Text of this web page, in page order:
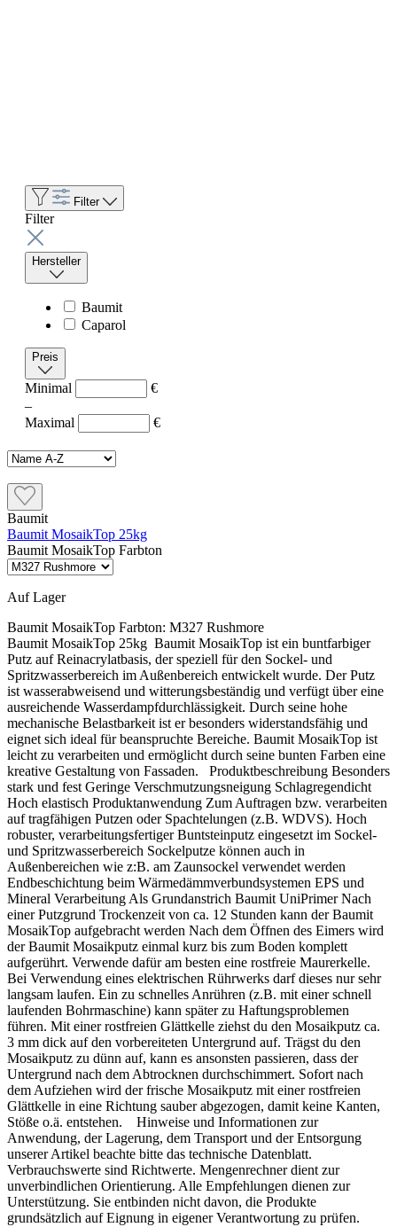
Filter
Filter
Hersteller
Baumit
Caparol
Preis
Minimal
€
–
Maximal
€
Baumit
Baumit MosaikTop 25kg
Baumit MosaikTop Farbton
Auf Lager
Baumit MosaikTop Farbton: M327 Rushmore
Baumit MosaikTop 25kg Baumit MosaikTop ist ein buntfarbiger
Putz auf Reinacrylatbasis, der speziell für den Sockel- und
Spritzwasserbereich im Außenbereich entwickelt wurde. Der Putz
ist wasserabweisend und witterungsbeständig und verfügt über eine
ausreichende Wasserdampfdurchlässigkeit. Durch seine hohe
mechanische Belastbarkeit ist er besonders widerstandsfähig und
eignet sich ideal für beanspruchte Bereiche. Baumit MosaikTop ist
leicht zu verarbeiten und ermöglicht durch seine bunten Farben eine
kreative Gestaltung von Fassaden. Produktbeschreibung Besonders
stark und fest Geringe Verschmutzungsneigung Schlagregendicht
Hoch elastisch Produktanwendung Zum Auftragen bzw. verarbeiten
auf tragfähigen Putzen oder Spachtelungen (z.B. WDVS). Hoch
robuster, verarbeitungsfertiger Buntsteinputz eingesetzt im Sockel-
und Spritzwasserbereich Sockelputze können auch in
Außenbereichen wie z:B. am Zaunsockel verwendet werden
Endbeschichtung beim Wärmedämmverbundsystemen EPS und
Mineral Verarbeitung Als Grundanstrich Baumit UniPrimer Nach
einer Putzgrund Trockenzeit von ca. 12 Stunden kann der Baumit
MosaikTop aufgebracht werden Nach dem Öffnen des Eimers wird
der Baumit Mosaikputz einmal kurz bis zum Boden komplett
aufgerührt. Verwende dafür am besten eine rostfreie Maurerkelle.
Bei Verwendung eines elektrischen Rührwerks darf dieses nur sehr
langsam laufen. Ein zu schnelles Anrühren (z.B. mit einer schnell
laufenden Bohrmaschine) kann später zu Haftungsproblemen
führen. Mit einer rostfreien Glättkelle ziehst du den Mosaikputz ca.
3 mm dick auf den vorbereiteten Untergrund auf. Trägst du den
Mosaikputz zu dünn auf, kann es ansonsten passieren, dass der
Untergrund nach dem Abtrocknen durchschimmert. Sofort nach
dem Aufziehen wird der frische Mosaikputz mit einer rostfreien
Glättkelle in eine Richtung sauber abgezogen, damit keine Kanten,
Stöße o.ä. entstehen. Hinweise und Informationen zur
Anwendung, der Lagerung, dem Transport und der Entsorgung
unserer Artikel beachte bitte das technische Datenblatt.
Verbrauchswerte sind Richtwerte. Mengenrechner dient zur
unverbindlichen Orientierung. Alle Empfehlungen dienen zur
Unterstützung. Sie entbinden nicht davon, die Produkte
grundsätzlich auf Eignung in eigener Verantwortung zu prüfen.